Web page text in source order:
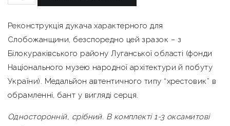
Реконструкція дукача характерного для
Слобожанщини, безспоредно цей зразок – з
Білокураківського району Луганської області (фонди
Національного музею народної архітектури й побуту
України). Медальйон автентичного типу “хрестовик” в
обрамленні, бант у вигляді серця.
Односторонній, срібний. В комплекті 1-3 оксамитові